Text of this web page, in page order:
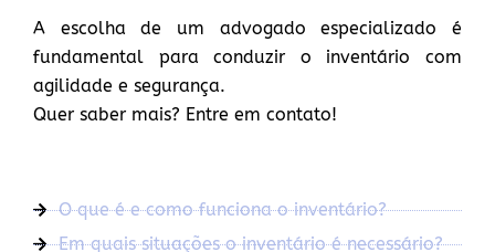
A escolha de um advogado especializado é
fundamental para conduzir o inventário com
agilidade e segurança.
Quer saber mais? Entre em contato!
O que é e como funciona o inventário?
Em quais situações o inventário é necessário?